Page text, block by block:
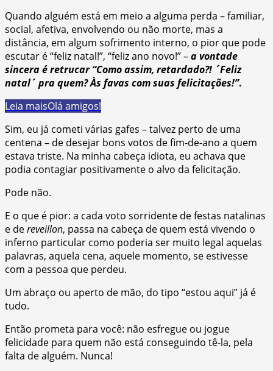
Quando alguém está em meio a alguma perda – familiar,
social, afetiva, envolvendo ou não morte, mas a
distância, em algum sofrimento interno, o pior que pode
escutar é “feliz natal!”, “feliz ano novo!” –a vontade
sincera é retrucar “Como assim, retardado?! ´Feliz
natal´ pra quem? Às favas com suas felicitações!”.
Leia maisOlá amigos!
Sim, eu já cometi várias gafes – talvez perto de uma
centena – de desejar bons votos de fim-de-ano a quem
estava triste. Na minha cabeça idiota, eu achava que
podia contagiar positivamente o alvo da felicitação.
Pode não.
E o que é pior: a cada voto sorridente de festas natalinas
e dereveillon, passa na cabeça de quem está vivendo o
inferno particular como poderia ser muito legal aquelas
palavras, aquela cena, aquele momento, se estivesse
com a pessoa que perdeu.
Um abraço ou aperto de mão, do tipo “estou aqui” já é
tudo.
Então prometa para você: não esfregue ou jogue
felicidade para quem não está conseguindo tê-la, pela
falta de alguém. Nunca!